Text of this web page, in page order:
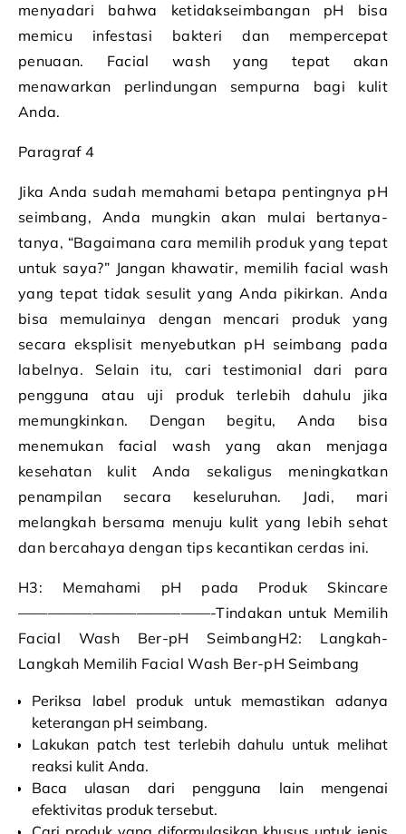
menyadari bahwa ketidakseimbangan pH bisa
memicu infestasi bakteri dan mempercepat
penuaan. Facial wash yang tepat akan
menawarkan perlindungan sempurna bagi kulit
Anda.
Paragraf 4
Jika Anda sudah memahami betapa pentingnya pH
seimbang, Anda mungkin akan mulai bertanya-
tanya, “Bagaimana cara memilih produk yang tepat
untuk saya?” Jangan khawatir, memilih facial wash
yang tepat tidak sesulit yang Anda pikirkan. Anda
bisa memulainya dengan mencari produk yang
secara eksplisit menyebutkan pH seimbang pada
labelnya. Selain itu, cari testimonial dari para
pengguna atau uji produk terlebih dahulu jika
memungkinkan. Dengan begitu, Anda bisa
menemukan facial wash yang akan menjaga
kesehatan kulit Anda sekaligus meningkatkan
penampilan secara keseluruhan. Jadi, mari
melangkah bersama menuju kulit yang lebih sehat
dan bercahaya dengan tips kecantikan cerdas ini.
H3: Memahami pH pada Produk Skincare
—————————————-Tindakan untuk Memilih
Facial Wash Ber-pH SeimbangH2: Langkah-
Langkah Memilih Facial Wash Ber-pH Seimbang
Periksa label produk untuk memastikan adanya
keterangan pH seimbang.
Lakukan patch test terlebih dahulu untuk melihat
reaksi kulit Anda.
Baca ulasan dari pengguna lain mengenai
efektivitas produk tersebut.